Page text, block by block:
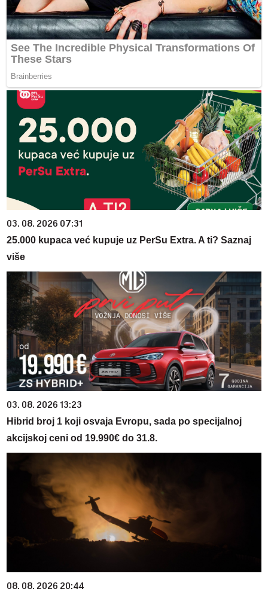
03. 08. 2026 07:31
25.000 kupaca već kupuje uz PerSu Extra. A ti? Saznaj
više
03. 08. 2026 13:23
Hibrid broj 1 koji osvaja Evropu, sada po specijalnoj
akcijskoj ceni od 19.990€ do 31.8.
08. 08. 2026 20:44